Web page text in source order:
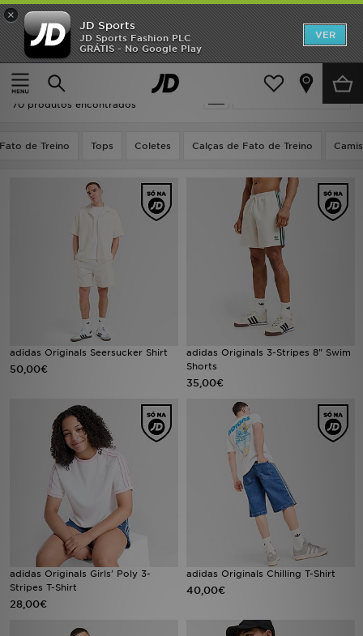
×
JD Sports
JD Sports Fashion PLC
GRÁTIS - No Google Play
VER
Página principal
Branco Adidas Roupa
Actualizar a pesquisa
Branco Adidas Roupa
70 produtos encontrados
de Treino Tops Coletes Calças de Fato de Treino
adidas Originals Seersucker Shirt
50,00€
adidas Originals 3-Stripes 8" Swim
Shorts
35,00€
adidas Originals Girls' Poly 3-
Stripes T-Shirt
28,00€
adidas Originals Chilling T-Shirt
40,00€
INÍCIO
Promoções
NOVIDADES
DESPORTO
FUTEBOL JD
MENSAGENS
BLOG
SUBSCREVE
ESTADO DO TEU PEDIDO